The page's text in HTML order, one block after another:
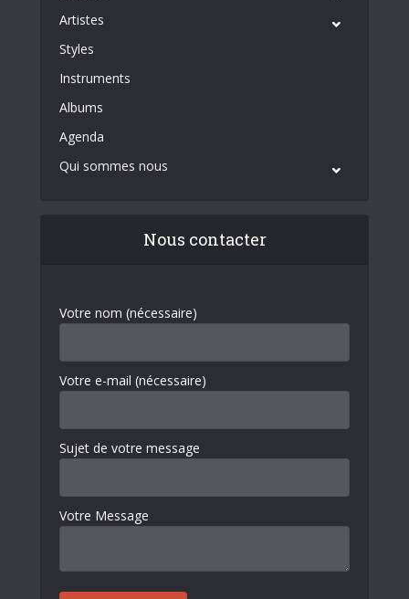
Artistes
Styles
Instruments
Albums
Agenda
Qui sommes nous
Nous contacter
Votre nom (nécessaire)
Votre e-mail (nécessaire)
Sujet de votre message
Votre Message